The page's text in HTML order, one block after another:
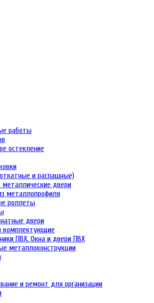
работы
остекление
и распашные)
двери
металлопрофиля
роллеты
двери
комплектующие
ПВХ. Окна и двери ПВХ
металлоконструкции
и ремонт для организации